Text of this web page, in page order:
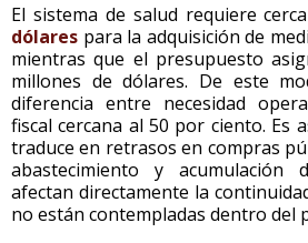
El sistema de salud requiere
dólares para la adquisición de
mientras que el presupuesto
millones de dólares. De este
diferencia entre necesidad
fiscal cercana al 50 por ciento. Es
traduce en retrasos en compras
abastecimiento y acumulación
afectan directamente la
no están contempladas dentro del